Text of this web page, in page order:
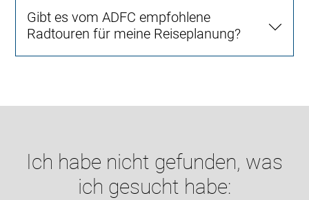
Gibt es vom ADFC empfohlene
Radtouren für meine Reiseplanung?
Ich habe nicht gefunden, was
ich gesucht habe: